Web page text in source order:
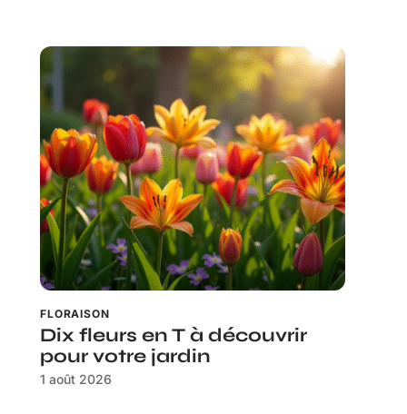
FLORAISON
Dix fleurs en T à découvrir
pour votre jardin
1 août 2026